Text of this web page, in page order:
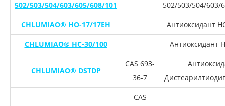
502/503/504/603/605/608/101
502/503/504/603/
CHLUMIAO® HO-17/17EH Антиоксидант
CHLUMIAO® HC-30/100 Антиоксидант
CHLUMIAO® DSTDP
CAS 693-
36-7
CAS